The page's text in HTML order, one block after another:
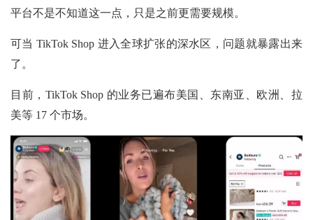
平台不是不知道这一点，只是之前更需要规模。
可当 TikTok Shop 进入全球扩张的深水区，问题就暴露出来
了。
目前，TikTok Shop 的业务已遍布美国、东南亚、欧洲、拉
美等 17 个市场。